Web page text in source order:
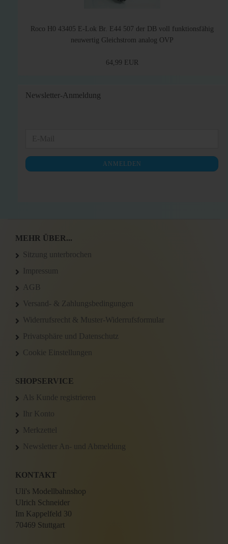
Roco H0 43405 E-Lok Br. E44 507 der DB voll funktionsfähig
neuwertig Gleichstrom analog OVP
64,99 EUR
Newsletter-Anmeldung
NEWSLETTER-
ANMELDUNG
ANMELDEN
MEHR ÜBER...
Sitzung unterbrochen
Impressum
AGB
Versand- & Zahlungsbedingungen
Widerrufsrecht & Muster-Widerrufsformular
Privatsphäre und Datenschutz
Cookie Einstellungen
SHOPSERVICE
Als Kunde registrieren
Ihr Konto
Merkzettel
Newsletter An- und Abmeldung
KONTAKT
Uli's Modellbahnshop
Ulrich Schneider
Im Kappelfeld 30
70469 Stuttgart